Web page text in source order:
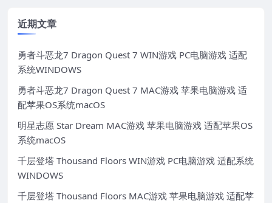
近期文章
勇者斗恶龙7 Dragon Quest 7 WIN游戏 PC电脑游戏 适配
系统WINDOWS
勇者斗恶龙7 Dragon Quest 7 MAC游戏 苹果电脑游戏 适
配苹果OS系统macOS
明星志愿 Star Dream MAC游戏 苹果电脑游戏 适配苹果OS
系统macOS
千层登塔 Thousand Floors WIN游戏 PC电脑游戏 适配系统
WINDOWS
千层登塔 Thousand Floors MAC游戏 苹果电脑游戏 适配苹